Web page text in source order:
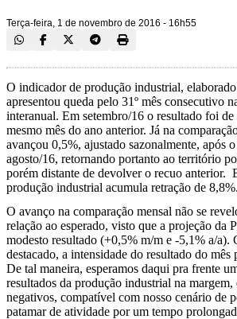
Terça-feira, 1 de novembro de 2016 - 16h55
O indicador de produção industrial,
apresentou queda pelo 31º mês consecutivo
interanual. Em setembro/16 o resultado foi
mesmo mês do ano anterior. Já na
avançou 0,5%, ajustado sazonalmente, após
agosto/16, retornando portanto ao território
porém distante de devolver o recuo anterior.
produção industrial acumula retração de 8,8%.
O avanço na comparação mensal não se
relação ao esperado, visto que a projeção da
modesto resultado (+0,5% m/m e -5,1% a/a).
destacado, a intensidade do resultado do mês
De tal maneira, esperamos daqui pra frente
resultados da produção industrial na
negativos, compatível com nosso cenário de
patamar de atividade por um tempo